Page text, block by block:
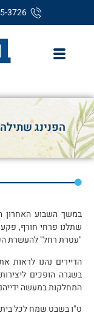
3726
הפנינג
במשך השבוע האחרון
שתלנו פרחי חורף,
"עטרת רחל" להעשרת
הדיירים נהנו לראות
בשגרה הופכים
המחלקות במעשה
ט"ו בשבט שמח לכל